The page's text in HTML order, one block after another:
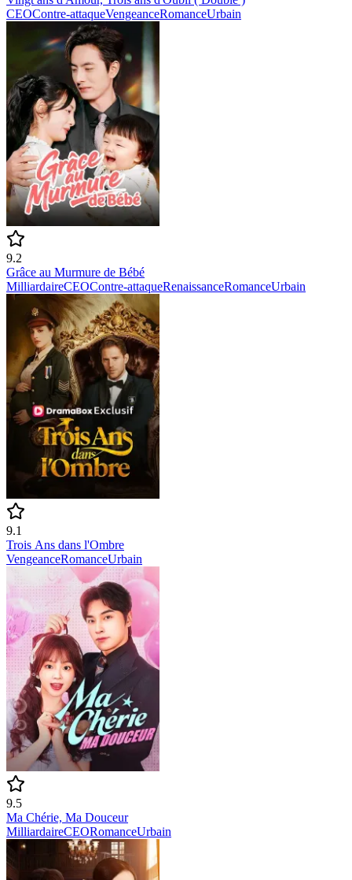
CEOContre-attaqueVengeanceRomanceUrbain
9.2
Grâce au Murmure de Bébé
MilliardaireCEOContre-attaqueRenaissanceRomanceUrbain
9.1
Trois Ans dans l'Ombre
VengeanceRomanceUrbain
9.5
Ma Chérie, Ma Douceur
MilliardaireCEORomanceUrbain